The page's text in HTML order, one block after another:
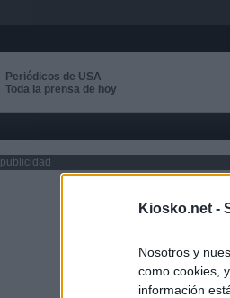
Kiosko.net -
Nosotros y
como cookies,
información
Periódicos de USA
Toda la prensa de hoy
publicidad